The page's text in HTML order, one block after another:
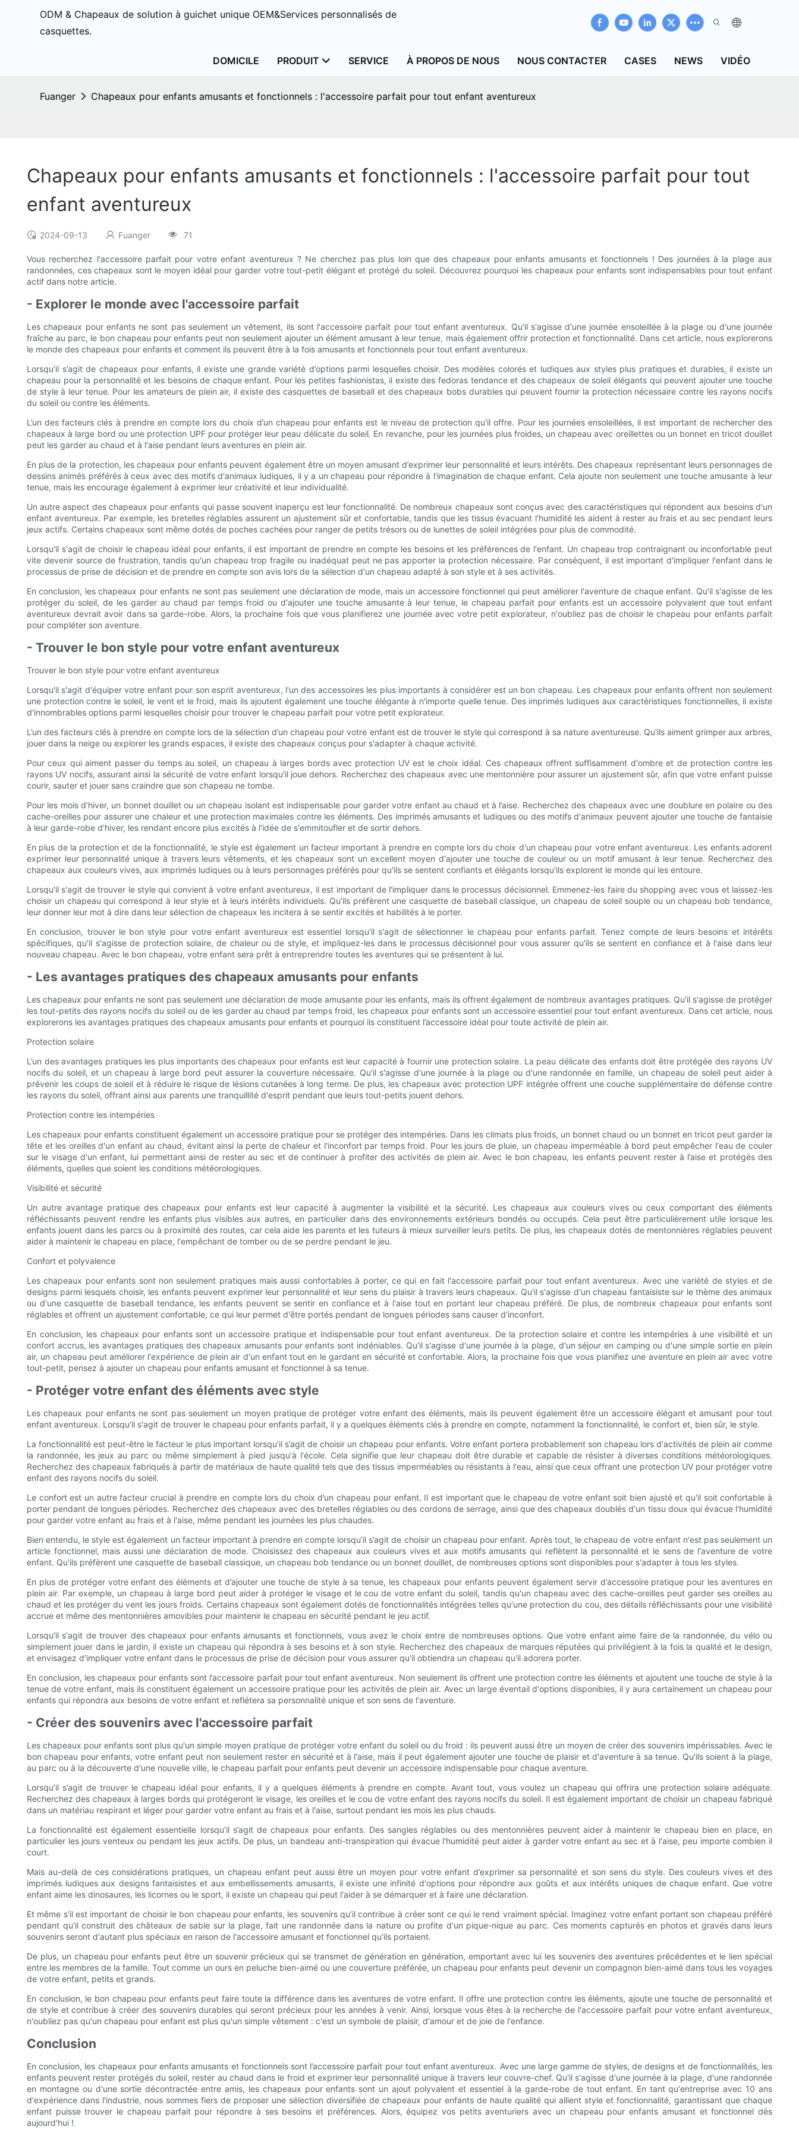
ODM & Chapeaux de solution à guichet unique OEM&Services personnalisés de
casquettes.
DOMICILE PRODUIT SERVICE À PROPOS DE NOUS NOUS CONTACTER CASES NEWS VIDÉO
Fuanger Chapeaux pour enfants amusants et fonctionnels : l'accessoire parfait pour tout enfant aventureux
Chapeaux pour enfants amusants et fonctionnels : l'accessoire parfait pour tout
enfant aventureux
2024-09-13 Fuanger 71
Vous recherchez l'accessoire parfait pour votre enfant aventureux ? Ne cherchez pas plus loin que des chapeaux pour enfants amusants et fonctionnels ! Des journées à la plage aux
randonnées, ces chapeaux sont le moyen idéal pour garder votre tout-petit élégant et protégé du soleil. Découvrez pourquoi les chapeaux pour enfants sont indispensables pour tout enfant
actif dans notre article.
- Explorer le monde avec l'accessoire parfait
Les chapeaux pour enfants ne sont pas seulement un vêtement, ils sont l'accessoire parfait pour tout enfant aventureux. Qu'il s'agisse d'une journée ensoleillée à la plage ou d'une journée
fraîche au parc, le bon chapeau pour enfants peut non seulement ajouter un élément amusant à leur tenue, mais également offrir protection et fonctionnalité. Dans cet article, nous explorerons
le monde des chapeaux pour enfants et comment ils peuvent être à la fois amusants et fonctionnels pour tout enfant aventureux.
Lorsqu’il s’agit de chapeaux pour enfants, il existe une grande variété d’options parmi lesquelles choisir. Des modèles colorés et ludiques aux styles plus pratiques et durables, il existe un
chapeau pour la personnalité et les besoins de chaque enfant. Pour les petites fashionistas, il existe des fedoras tendance et des chapeaux de soleil élégants qui peuvent ajouter une touche
de style à leur tenue. Pour les amateurs de plein air, il existe des casquettes de baseball et des chapeaux bobs durables qui peuvent fournir la protection nécessaire contre les rayons nocifs
du soleil ou contre les éléments.
L’un des facteurs clés à prendre en compte lors du choix d’un chapeau pour enfants est le niveau de protection qu’il offre. Pour les journées ensoleillées, il est important de rechercher des
chapeaux à large bord ou une protection UPF pour protéger leur peau délicate du soleil. En revanche, pour les journées plus froides, un chapeau avec oreillettes ou un bonnet en tricot douillet
peut les garder au chaud et à l'aise pendant leurs aventures en plein air.
En plus de la protection, les chapeaux pour enfants peuvent également être un moyen amusant d’exprimer leur personnalité et leurs intérêts. Des chapeaux représentant leurs personnages de
dessins animés préférés à ceux avec des motifs d'animaux ludiques, il y a un chapeau pour répondre à l'imagination de chaque enfant. Cela ajoute non seulement une touche amusante à leur
tenue, mais les encourage également à exprimer leur créativité et leur individualité.
Un autre aspect des chapeaux pour enfants qui passe souvent inaperçu est leur fonctionnalité. De nombreux chapeaux sont conçus avec des caractéristiques qui répondent aux besoins d'un
enfant aventureux. Par exemple, les bretelles réglables assurent un ajustement sûr et confortable, tandis que les tissus évacuant l'humidité les aident à rester au frais et au sec pendant leurs
jeux actifs. Certains chapeaux sont même dotés de poches cachées pour ranger de petits trésors ou de lunettes de soleil intégrées pour plus de commodité.
Lorsqu'il s'agit de choisir le chapeau idéal pour enfants, il est important de prendre en compte les besoins et les préférences de l'enfant. Un chapeau trop contraignant ou inconfortable peut
vite devenir source de frustration, tandis qu'un chapeau trop fragile ou inadéquat peut ne pas apporter la protection nécessaire. Par conséquent, il est important d'impliquer l'enfant dans le
processus de prise de décision et de prendre en compte son avis lors de la sélection d'un chapeau adapté à son style et à ses activités.
En conclusion, les chapeaux pour enfants ne sont pas seulement une déclaration de mode, mais un accessoire fonctionnel qui peut améliorer l'aventure de chaque enfant. Qu'il s'agisse de les
protéger du soleil, de les garder au chaud par temps froid ou d'ajouter une touche amusante à leur tenue, le chapeau parfait pour enfants est un accessoire polyvalent que tout enfant
aventureux devrait avoir dans sa garde-robe. Alors, la prochaine fois que vous planifierez une journée avec votre petit explorateur, n'oubliez pas de choisir le chapeau pour enfants parfait
pour compléter son aventure.
- Trouver le bon style pour votre enfant aventureux
Trouver le bon style pour votre enfant aventureux
Lorsqu'il s'agit d'équiper votre enfant pour son esprit aventureux, l'un des accessoires les plus importants à considérer est un bon chapeau. Les chapeaux pour enfants offrent non seulement
une protection contre le soleil, le vent et le froid, mais ils ajoutent également une touche élégante à n'importe quelle tenue. Des imprimés ludiques aux caractéristiques fonctionnelles, il existe
d'innombrables options parmi lesquelles choisir pour trouver le chapeau parfait pour votre petit explorateur.
L’un des facteurs clés à prendre en compte lors de la sélection d’un chapeau pour votre enfant est de trouver le style qui correspond à sa nature aventureuse. Qu'ils aiment grimper aux arbres,
jouer dans la neige ou explorer les grands espaces, il existe des chapeaux conçus pour s'adapter à chaque activité.
Pour ceux qui aiment passer du temps au soleil, un chapeau à larges bords avec protection UV est le choix idéal. Ces chapeaux offrent suffisamment d'ombre et de protection contre les
rayons UV nocifs, assurant ainsi la sécurité de votre enfant lorsqu'il joue dehors. Recherchez des chapeaux avec une mentonnière pour assurer un ajustement sûr, afin que votre enfant puisse
courir, sauter et jouer sans craindre que son chapeau ne tombe.
Pour les mois d’hiver, un bonnet douillet ou un chapeau isolant est indispensable pour garder votre enfant au chaud et à l’aise. Recherchez des chapeaux avec une doublure en polaire ou des
cache-oreilles pour assurer une chaleur et une protection maximales contre les éléments. Des imprimés amusants et ludiques ou des motifs d'animaux peuvent ajouter une touche de fantaisie
à leur garde-robe d'hiver, les rendant encore plus excités à l'idée de s'emmitoufler et de sortir dehors.
En plus de la protection et de la fonctionnalité, le style est également un facteur important à prendre en compte lors du choix d'un chapeau pour votre enfant aventureux. Les enfants adorent
exprimer leur personnalité unique à travers leurs vêtements, et les chapeaux sont un excellent moyen d'ajouter une touche de couleur ou un motif amusant à leur tenue. Recherchez des
chapeaux aux couleurs vives, aux imprimés ludiques ou à leurs personnages préférés pour qu'ils se sentent confiants et élégants lorsqu'ils explorent le monde qui les entoure.
Lorsqu'il s'agit de trouver le style qui convient à votre enfant aventureux, il est important de l'impliquer dans le processus décisionnel. Emmenez-les faire du shopping avec vous et laissez-les
choisir un chapeau qui correspond à leur style et à leurs intérêts individuels. Qu'ils préfèrent une casquette de baseball classique, un chapeau de soleil souple ou un chapeau bob tendance,
leur donner leur mot à dire dans leur sélection de chapeaux les incitera à se sentir excités et habilités à le porter.
En conclusion, trouver le bon style pour votre enfant aventureux est essentiel lorsqu'il s'agit de sélectionner le chapeau pour enfants parfait. Tenez compte de leurs besoins et intérêts
spécifiques, qu'il s'agisse de protection solaire, de chaleur ou de style, et impliquez-les dans le processus décisionnel pour vous assurer qu'ils se sentent en confiance et à l'aise dans leur
nouveau chapeau. Avec le bon chapeau, votre enfant sera prêt à entreprendre toutes les aventures qui se présentent à lui.
- Les avantages pratiques des chapeaux amusants pour enfants
Les chapeaux pour enfants ne sont pas seulement une déclaration de mode amusante pour les enfants, mais ils offrent également de nombreux avantages pratiques. Qu'il s'agisse de protéger
les tout-petits des rayons nocifs du soleil ou de les garder au chaud par temps froid, les chapeaux pour enfants sont un accessoire essentiel pour tout enfant aventureux. Dans cet article, nous
explorerons les avantages pratiques des chapeaux amusants pour enfants et pourquoi ils constituent l’accessoire idéal pour toute activité de plein air.
Protection solaire
L’un des avantages pratiques les plus importants des chapeaux pour enfants est leur capacité à fournir une protection solaire. La peau délicate des enfants doit être protégée des rayons UV
nocifs du soleil, et un chapeau à large bord peut assurer la couverture nécessaire. Qu'il s'agisse d'une journée à la plage ou d'une randonnée en famille, un chapeau de soleil peut aider à
prévenir les coups de soleil et à réduire le risque de lésions cutanées à long terme. De plus, les chapeaux avec protection UPF intégrée offrent une couche supplémentaire de défense contre
les rayons du soleil, offrant ainsi aux parents une tranquillité d'esprit pendant que leurs tout-petits jouent dehors.
Protection contre les intempéries
Les chapeaux pour enfants constituent également un accessoire pratique pour se protéger des intempéries. Dans les climats plus froids, un bonnet chaud ou un bonnet en tricot peut garder la
tête et les oreilles d'un enfant au chaud, évitant ainsi la perte de chaleur et l'inconfort par temps froid. Pour les jours de pluie, un chapeau imperméable à bord peut empêcher l'eau de couler
sur le visage d'un enfant, lui permettant ainsi de rester au sec et de continuer à profiter des activités de plein air. Avec le bon chapeau, les enfants peuvent rester à l’aise et protégés des
éléments, quelles que soient les conditions météorologiques.
Visibilité et sécurité
Un autre avantage pratique des chapeaux pour enfants est leur capacité à augmenter la visibilité et la sécurité. Les chapeaux aux couleurs vives ou ceux comportant des éléments
réfléchissants peuvent rendre les enfants plus visibles aux autres, en particulier dans des environnements extérieurs bondés ou occupés. Cela peut être particulièrement utile lorsque les
enfants jouent dans les parcs ou à proximité des routes, car cela aide les parents et les tuteurs à mieux surveiller leurs petits. De plus, les chapeaux dotés de mentonnières réglables peuvent
aider à maintenir le chapeau en place, l'empêchant de tomber ou de se perdre pendant le jeu.
Confort et polyvalence
Les chapeaux pour enfants sont non seulement pratiques mais aussi confortables à porter, ce qui en fait l'accessoire parfait pour tout enfant aventureux. Avec une variété de styles et de
designs parmi lesquels choisir, les enfants peuvent exprimer leur personnalité et leur sens du plaisir à travers leurs chapeaux. Qu'il s'agisse d'un chapeau fantaisiste sur le thème des animaux
ou d'une casquette de baseball tendance, les enfants peuvent se sentir en confiance et à l'aise tout en portant leur chapeau préféré. De plus, de nombreux chapeaux pour enfants sont
réglables et offrent un ajustement confortable, ce qui leur permet d'être portés pendant de longues périodes sans causer d'inconfort.
En conclusion, les chapeaux pour enfants sont un accessoire pratique et indispensable pour tout enfant aventureux. De la protection solaire et contre les intempéries à une visibilité et un
confort accrus, les avantages pratiques des chapeaux amusants pour enfants sont indéniables. Qu'il s'agisse d'une journée à la plage, d'un séjour en camping ou d'une simple sortie en plein
air, un chapeau peut améliorer l'expérience de plein air d'un enfant tout en le gardant en sécurité et confortable. Alors, la prochaine fois que vous planifiez une aventure en plein air avec votre
tout-petit, pensez à ajouter un chapeau pour enfants amusant et fonctionnel à sa tenue.
- Protéger votre enfant des éléments avec style
Les chapeaux pour enfants ne sont pas seulement un moyen pratique de protéger votre enfant des éléments, mais ils peuvent également être un accessoire élégant et amusant pour tout
enfant aventureux. Lorsqu'il s'agit de trouver le chapeau pour enfants parfait, il y a quelques éléments clés à prendre en compte, notamment la fonctionnalité, le confort et, bien sûr, le style.
La fonctionnalité est peut-être le facteur le plus important lorsqu’il s’agit de choisir un chapeau pour enfants. Votre enfant portera probablement son chapeau lors d'activités de plein air comme
la randonnée, les jeux au parc ou même simplement à pied jusqu'à l'école. Cela signifie que leur chapeau doit être durable et capable de résister à diverses conditions météorologiques.
Recherchez des chapeaux fabriqués à partir de matériaux de haute qualité tels que des tissus imperméables ou résistants à l'eau, ainsi que ceux offrant une protection UV pour protéger votre
enfant des rayons nocifs du soleil.
Le confort est un autre facteur crucial à prendre en compte lors du choix d’un chapeau pour enfant. Il est important que le chapeau de votre enfant soit bien ajusté et qu'il soit confortable à
porter pendant de longues périodes. Recherchez des chapeaux avec des bretelles réglables ou des cordons de serrage, ainsi que des chapeaux doublés d'un tissu doux qui évacue l'humidité
pour garder votre enfant au frais et à l'aise, même pendant les journées les plus chaudes.
Bien entendu, le style est également un facteur important à prendre en compte lorsqu’il s’agit de choisir un chapeau pour enfant. Après tout, le chapeau de votre enfant n'est pas seulement un
article fonctionnel, mais aussi une déclaration de mode. Choisissez des chapeaux aux couleurs vives et aux motifs amusants qui reflètent la personnalité et le sens de l'aventure de votre
enfant. Qu'ils préfèrent une casquette de baseball classique, un chapeau bob tendance ou un bonnet douillet, de nombreuses options sont disponibles pour s'adapter à tous les styles.
En plus de protéger votre enfant des éléments et d’ajouter une touche de style à sa tenue, les chapeaux pour enfants peuvent également servir d’accessoire pratique pour les aventures en
plein air. Par exemple, un chapeau à large bord peut aider à protéger le visage et le cou de votre enfant du soleil, tandis qu'un chapeau avec des cache-oreilles peut garder ses oreilles au
chaud et les protéger du vent les jours froids. Certains chapeaux sont également dotés de fonctionnalités intégrées telles qu'une protection du cou, des détails réfléchissants pour une visibilité
accrue et même des mentonnières amovibles pour maintenir le chapeau en sécurité pendant le jeu actif.
Lorsqu'il s'agit de trouver des chapeaux pour enfants amusants et fonctionnels, vous avez le choix entre de nombreuses options. Que votre enfant aime faire de la randonnée, du vélo ou
simplement jouer dans le jardin, il existe un chapeau qui répondra à ses besoins et à son style. Recherchez des chapeaux de marques réputées qui privilégient à la fois la qualité et le design,
et envisagez d'impliquer votre enfant dans le processus de prise de décision pour vous assurer qu'il obtiendra un chapeau qu'il adorera porter.
En conclusion, les chapeaux pour enfants sont l’accessoire parfait pour tout enfant aventureux. Non seulement ils offrent une protection contre les éléments et ajoutent une touche de style à la
tenue de votre enfant, mais ils constituent également un accessoire pratique pour les activités de plein air. Avec un large éventail d'options disponibles, il y aura certainement un chapeau pour
enfants qui répondra aux besoins de votre enfant et reflétera sa personnalité unique et son sens de l'aventure.
- Créer des souvenirs avec l'accessoire parfait
Les chapeaux pour enfants sont plus qu'un simple moyen pratique de protéger votre enfant du soleil ou du froid : ils peuvent aussi être un moyen de créer des souvenirs impérissables. Avec le
bon chapeau pour enfants, votre enfant peut non seulement rester en sécurité et à l'aise, mais il peut également ajouter une touche de plaisir et d'aventure à sa tenue. Qu'ils soient à la plage,
au parc ou à la découverte d'une nouvelle ville, le chapeau parfait pour enfants peut devenir un accessoire indispensable pour chaque aventure.
Lorsqu’il s’agit de trouver le chapeau idéal pour enfants, il y a quelques éléments à prendre en compte. Avant tout, vous voulez un chapeau qui offrira une protection solaire adéquate.
Recherchez des chapeaux à larges bords qui protégeront le visage, les oreilles et le cou de votre enfant des rayons nocifs du soleil. Il est également important de choisir un chapeau fabriqué
dans un matériau respirant et léger pour garder votre enfant au frais et à l'aise, surtout pendant les mois les plus chauds.
La fonctionnalité est également essentielle lorsqu’il s’agit de chapeaux pour enfants. Des sangles réglables ou des mentonnières peuvent aider à maintenir le chapeau bien en place, en
particulier les jours venteux ou pendant les jeux actifs. De plus, un bandeau anti-transpiration qui évacue l'humidité peut aider à garder votre enfant au sec et à l'aise, peu importe combien il
court.
Mais au-delà de ces considérations pratiques, un chapeau enfant peut aussi être un moyen pour votre enfant d’exprimer sa personnalité et son sens du style. Des couleurs vives et des
imprimés ludiques aux designs fantaisistes et aux embellissements amusants, il existe une infinité d'options pour répondre aux goûts et aux intérêts uniques de chaque enfant. Que votre
enfant aime les dinosaures, les licornes ou le sport, il existe un chapeau qui peut l'aider à se démarquer et à faire une déclaration.
Et même s’il est important de choisir le bon chapeau pour enfants, les souvenirs qu’il contribue à créer sont ce qui le rend vraiment spécial. Imaginez votre enfant portant son chapeau préféré
pendant qu'il construit des châteaux de sable sur la plage, fait une randonnée dans la nature ou profite d'un pique-nique au parc. Ces moments capturés en photos et gravés dans leurs
souvenirs seront d'autant plus spéciaux en raison de l'accessoire amusant et fonctionnel qu'ils portaient.
De plus, un chapeau pour enfants peut être un souvenir précieux qui se transmet de génération en génération, emportant avec lui les souvenirs des aventures précédentes et le lien spécial
entre les membres de la famille. Tout comme un ours en peluche bien-aimé ou une couverture préférée, un chapeau pour enfants peut devenir un compagnon bien-aimé dans tous les voyages
de votre enfant, petits et grands.
En conclusion, le bon chapeau pour enfants peut faire toute la différence dans les aventures de votre enfant. Il offre une protection contre les éléments, ajoute une touche de personnalité et
de style et contribue à créer des souvenirs durables qui seront précieux pour les années à venir. Ainsi, lorsque vous êtes à la recherche de l'accessoire parfait pour votre enfant aventureux,
n'oubliez pas qu'un chapeau pour enfant est plus qu'un simple vêtement : c'est un symbole de plaisir, d'amour et de joie de l'enfance.
Conclusion
En conclusion, les chapeaux pour enfants amusants et fonctionnels sont l’accessoire parfait pour tout enfant aventureux. Avec une large gamme de styles, de designs et de fonctionnalités, les
enfants peuvent rester protégés du soleil, rester au chaud dans le froid et exprimer leur personnalité unique à travers leur couvre-chef. Qu'il s'agisse d'une journée à la plage, d'une randonnée
en montagne ou d'une sortie décontractée entre amis, les chapeaux pour enfants sont un ajout polyvalent et essentiel à la garde-robe de tout enfant. En tant qu'entreprise avec 10 ans
d'expérience dans l'industrie, nous sommes fiers de proposer une sélection diversifiée de chapeaux pour enfants de haute qualité qui allient style et fonctionnalité, garantissant que chaque
enfant puisse trouver le chapeau parfait pour répondre à ses besoins et préférences. Alors, équipez vos petits aventuriers avec un chapeau pour enfants amusant et fonctionnel dès
aujourd'hui !